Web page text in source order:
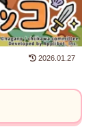
2026.01.27